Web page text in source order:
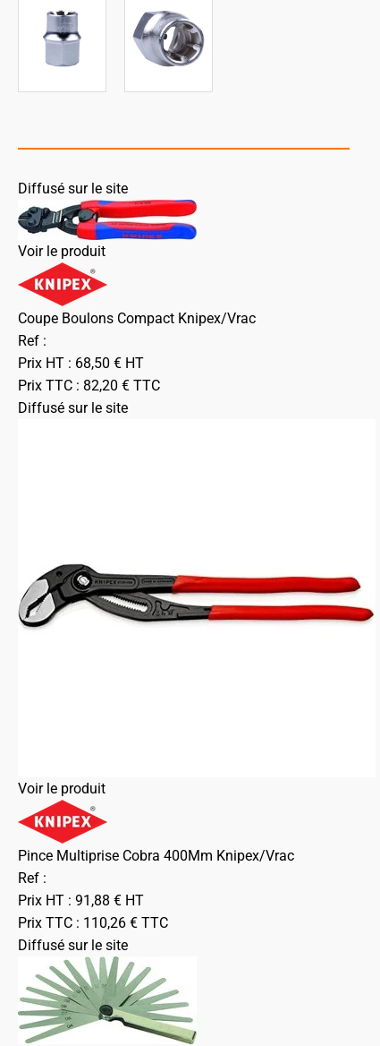
Diffusé sur le site
Voir le produit
Coupe Boulons Compact Knipex/Vrac
Ref :
Prix HT : 68,50 € HT
Prix TTC : 82,20 € TTC
Diffusé sur le site
Voir le produit
Pince Multiprise Cobra 400Mm Knipex/Vrac
Ref :
Prix HT : 91,88 € HT
Prix TTC : 110,26 € TTC
Diffusé sur le site